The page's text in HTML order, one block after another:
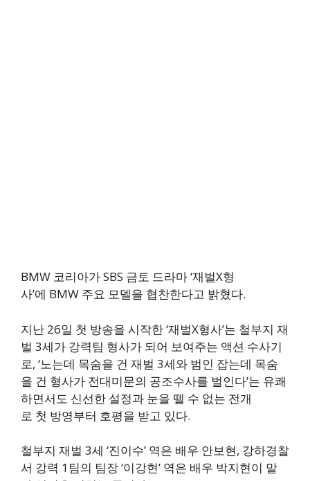
BMW 코리아가 SBS 금토 드라마 ‘재벌X형
사’에 BMW 주요 모델을 협찬한다고 밝혔다.
지난 26일 첫 방송을 시작한 ‘재벌X형사’는 철부지 재
벌 3세가 강력팀 형사가 되어 보여주는 액션 수사기
로, ‘노는데 목숨을 건 재벌 3세와 범인 잡는데 목숨
을 건 형사가 전대미문의 공조수사를 벌인다’는 유쾌
하면서도 신선한 설정과 눈을 뗄 수 없는 전개
로 첫 방영부터 호평을 받고 있다.
철부지 재벌 3세 ‘진이수’ 역은 배우 안보현, 강하경찰
서 강력 1팀의 팀장 ‘이강현’ 역은 배우 박지현이 맡